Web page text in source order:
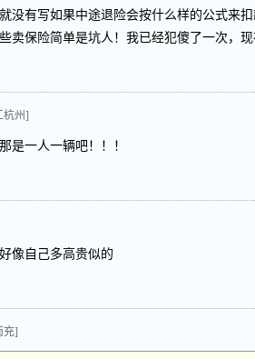
没有写如果中途退险会按什么样的公式来
卖保险简单是坑人！我已经犯傻了一次，
杭州]
是一人一辆吧！！！
像自己多高贵似的
充]